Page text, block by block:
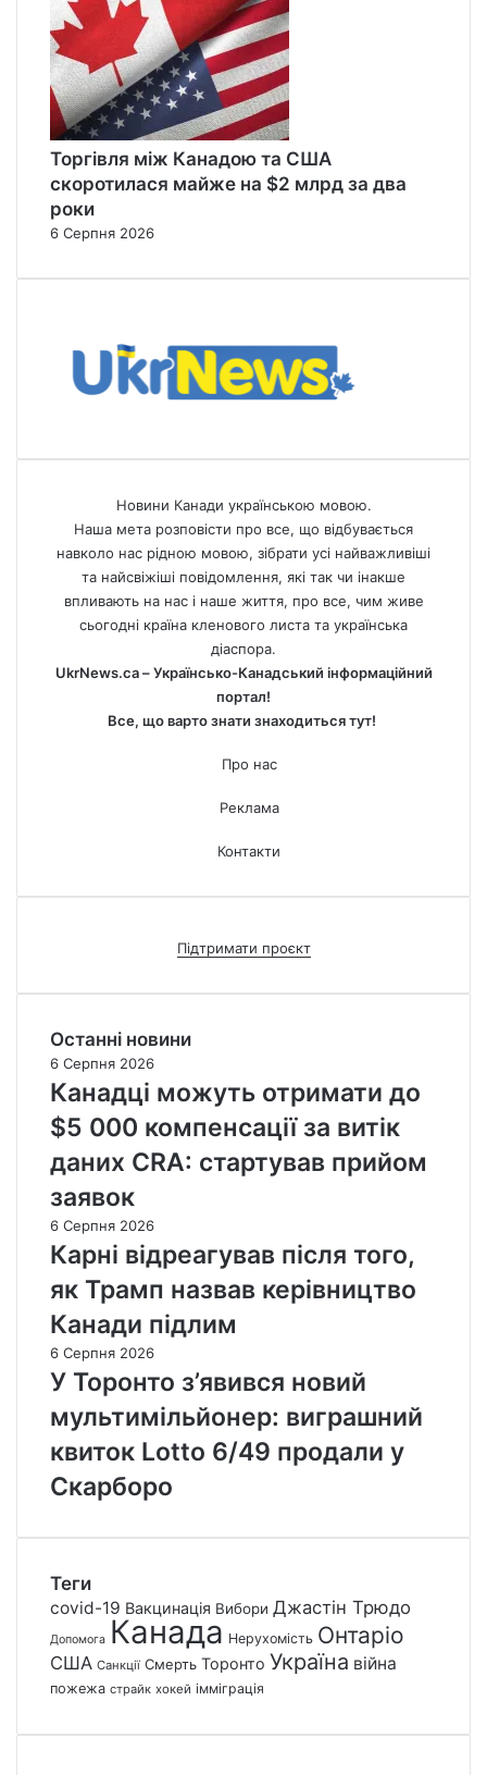
Торгівля між Канадою та США
скоротилася майже на $2 млрд за два
роки
6 Серпня 2026
Новини Канади українською мовою.
Наша мета розповісти про все, що відбувається
навколо нас рідною мовою, зібрати усі найважливіші
та найсвіжіші повідомлення, які так чи інакше
впливають на нас і наше життя, про все, чим живе
сьогодні країна кленового листа та українська
діаспора.
UkrNews.ca – Українсько-Канадський інформаційний
портал!
Все, що варто знати знаходиться тут!
Про нас
Реклама
Контакти
Підтримати проєкт
Останні новини
6 Серпня 2026
Канадці можуть отримати до
$5 000 компенсації за витік
даних CRA: стартував прийом
заявок
6 Серпня 2026
Карні відреагував після того,
як Трамп назвав керівництво
Канади підлим
6 Серпня 2026
У Торонто з’явився новий
мультимільйонер: виграшний
квиток Lotto 6/49 продали у
Скарборо
Теги
covid-19 Вакцинація Вибори Джастін Трюдо
Допомога Канада Нерухомість Онтаріо
США Санкції Смерть Торонто Україна війна
пожежа страйк хокей імміграція